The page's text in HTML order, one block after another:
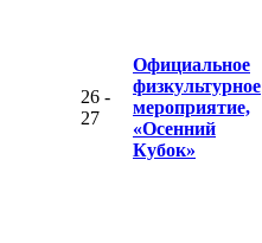
26 -
27
Официальное
физкультурное
мероприятие,
«Осенний
Кубок»